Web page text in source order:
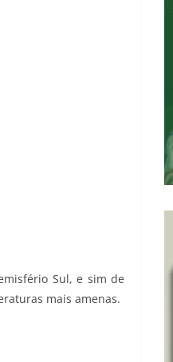
Sul, e sim de
mais amenas.